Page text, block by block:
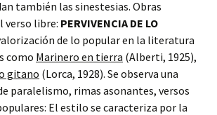
también las sinestesias. Obras
verso libre: PERVIVENCIA DE LO
de lo popular en la literatura
como Marinero en tierra (Alberti, 1925),
gitano (Lorca, 1928). Se observa una
paralelismo, rimas asonantes, versos
El estilo se caracteriza por la